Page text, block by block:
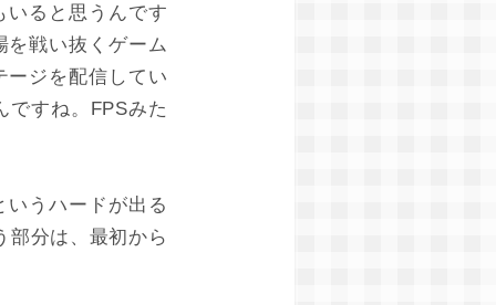
いると思うんです
を戦い抜くゲーム
ージを配信してい
ですね。FPSみた
うハードが出る
部分は、最初から